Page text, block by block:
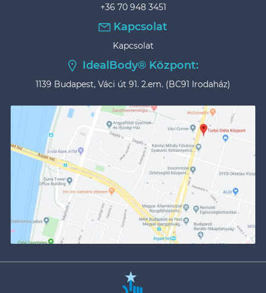
+36 70 948 3451
Kapcsolat
Kapcsolat
IdealBody® Központ:
1139 Budapest, Váci út 91. 2.em. (BC91 Irodaház)